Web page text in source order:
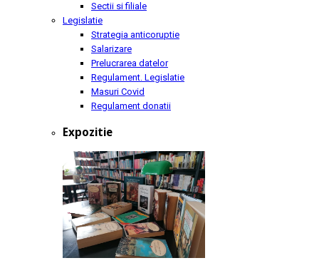
Sectii si filiale
Legislatie
Strategia anticoruptie
Salarizare
Prelucrarea datelor
Regulament. Legislatie
Masuri Covid
Regulament donatii
Expozitie